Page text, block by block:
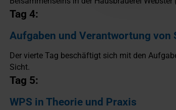
Tag 4:
Aufgaben und Verantwortung
Der vierte Tag beschäftigt sich mit den
Sicht.
Tag 5:
WPS in Theorie und Praxis